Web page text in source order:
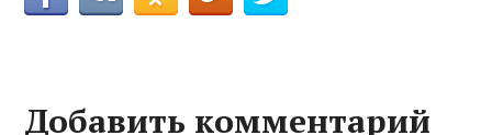
Добавить комментарий